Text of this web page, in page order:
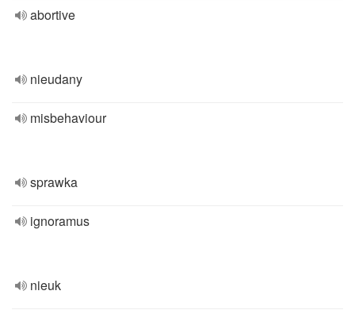
abortive
nieudany
misbehaviour
sprawka
ignoramus
nieuk